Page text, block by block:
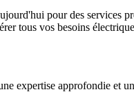
pour des services
tous vos besoins
expertise approfondie et